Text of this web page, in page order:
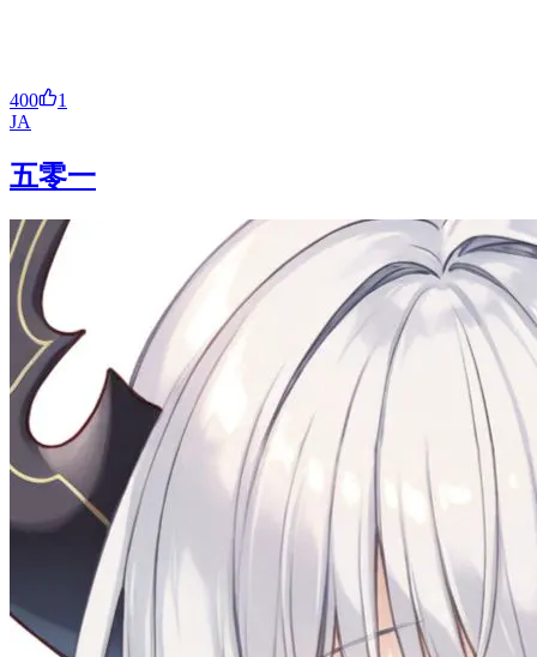
400
1
JA
五零一